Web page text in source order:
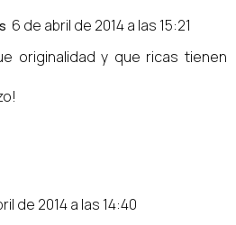
6 de abril de 2014 a las 15:21
originalidad y que ricas tienen
de 2014 a las 14:40